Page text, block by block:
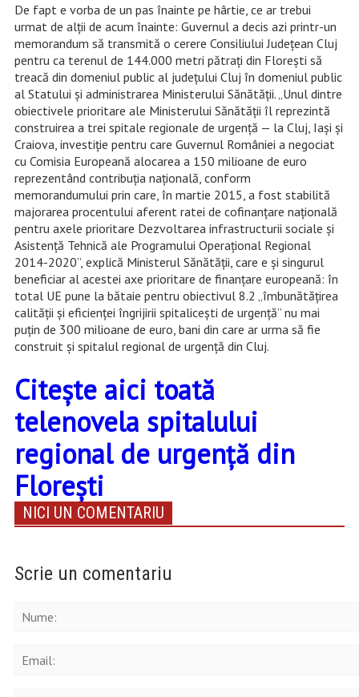
De fapt e vorba de un pas înainte pe hârtie, ce ar trebui
urmat de alții de acum înainte: Guvernul a decis azi printr-un
memorandum să transmită o cerere Consiliului Județean Cluj
pentru ca terenul de 144.000 metri pătrați din Florești să
treacă din domeniul public al județului Cluj în domeniul public
al Statului și administrarea Ministerului Sănătății. „Unul dintre
obiectivele prioritare ale Ministerului Sănătății îl reprezintă
construirea a trei spitale regionale de urgență — la Cluj, Iași și
Craiova, investiție pentru care Guvernul României a negociat
cu Comisia Europeană alocarea a 150 milioane de euro
reprezentând contribuția națională, conform
memorandumului prin care, în martie 2015, a fost stabilită
majorarea procentului aferent ratei de cofinanțare națională
pentru axele prioritare Dezvoltarea infrastructurii sociale și
Asistență Tehnică ale Programului Operațional Regional
2014-2020”, explică Ministerul Sănătății, care e și singurul
beneficiar al acestei axe prioritare de finanțare europeană: în
total UE pune la bătaie pentru obiectivul 8.2 „îmbunătățirea
calității și eficienței îngrijirii spitalicești de urgență” nu mai
puțin de 300 milioane de euro, bani din care ar urma să fie
construit și spitalul regional de urgență din Cluj.
Citește aici toată
telenovela spitalului
regional de urgență din
Florești
NICI UN COMENTARIU
Scrie un comentariu